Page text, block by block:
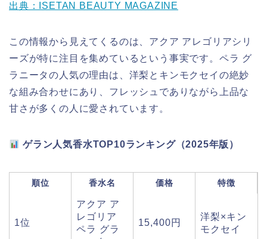
出典：ISETAN BEAUTY MAGAZINE
この情報から見えてくるのは、アクア アレゴリアシリ
ーズが特に注目を集めているという事実です。ペラ グ
ラニータの人気の理由は、洋梨とキンモクセイの絶妙
な組み合わせにあり、フレッシュでありながら上品な
甘さが多くの人に愛されています。
ゲラン人気香水TOP10ランキング（2025年版）
順位 香水名 価格 特徴
1位
アクア ア
レゴリア
ペラ グラ
15,400円
洋梨×キン
モクセイ